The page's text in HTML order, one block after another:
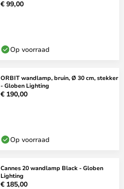
€ 99,00
Op voorraad
ORBIT wandlamp, bruin, Ø 30 cm, stekker
- Globen Lighting
€ 190,00
Op voorraad
Cannes 20 wandlamp Black - Globen
Lighting
€ 185,00